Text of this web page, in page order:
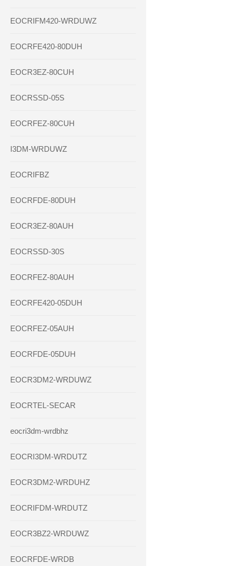
EOCRIFM420-WRDUWZ
EOCRFE420-80DUH
EOCR3EZ-80CUH
EOCRSSD-05S
EOCRFEZ-80CUH
I3DM-WRDUWZ
EOCRIFBZ
EOCRFDE-80DUH
EOCR3EZ-80AUH
EOCRSSD-30S
EOCRFEZ-80AUH
EOCRFE420-05DUH
EOCRFEZ-05AUH
EOCRFDE-05DUH
EOCR3DM2-WRDUWZ
EOCRTEL-SECAR
eocri3dm-wrdbhz
EOCRI3DM-WRDUTZ
EOCR3DM2-WRDUHZ
EOCRIFDM-WRDUTZ
EOCR3BZ2-WRDUWZ
EOCRFDE-WRDB